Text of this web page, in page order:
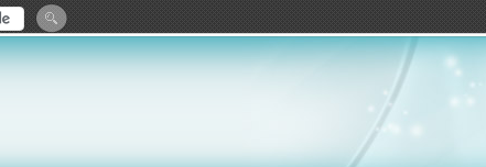
виджетов